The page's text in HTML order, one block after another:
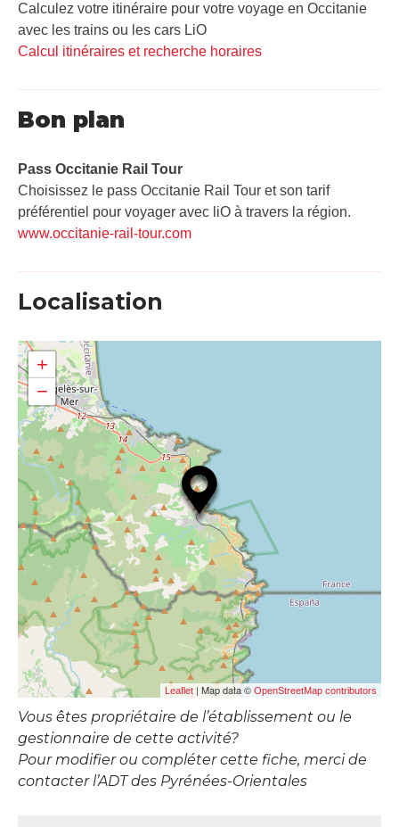
Calculez votre itinéraire pour votre voyage en Occitanie
avec les trains ou les cars LiO
Calcul itinéraires et recherche horaires
Bon plan
Pass Occitanie Rail Tour​
Choisissez le pass Occitanie Rail Tour et son tarif
préférentiel pour voyager avec liO à travers la région.
www.occitanie-rail-tour.com
Localisation
+
−
Leaflet | Map data © OpenStreetMap contributors
Vous êtes propriétaire de l’établissement ou le
gestionnaire de cette activité?
Pour modifier ou compléter cette fiche, merci de
contacter l’ADT des Pyrénées-Orientales